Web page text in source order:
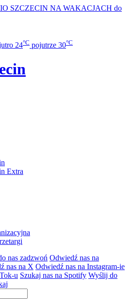
SZCZECIN NA WAKACJACH do
24°C pojutrze 30°C
Extra
nas zadzwoń Odwiedź nas na
nas na X Odwiedź nas na Instagram-ie
u Szukaj nas na Spotify Wyślij do